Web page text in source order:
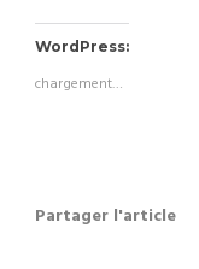
WordPress:
chargement…
Partager l'article